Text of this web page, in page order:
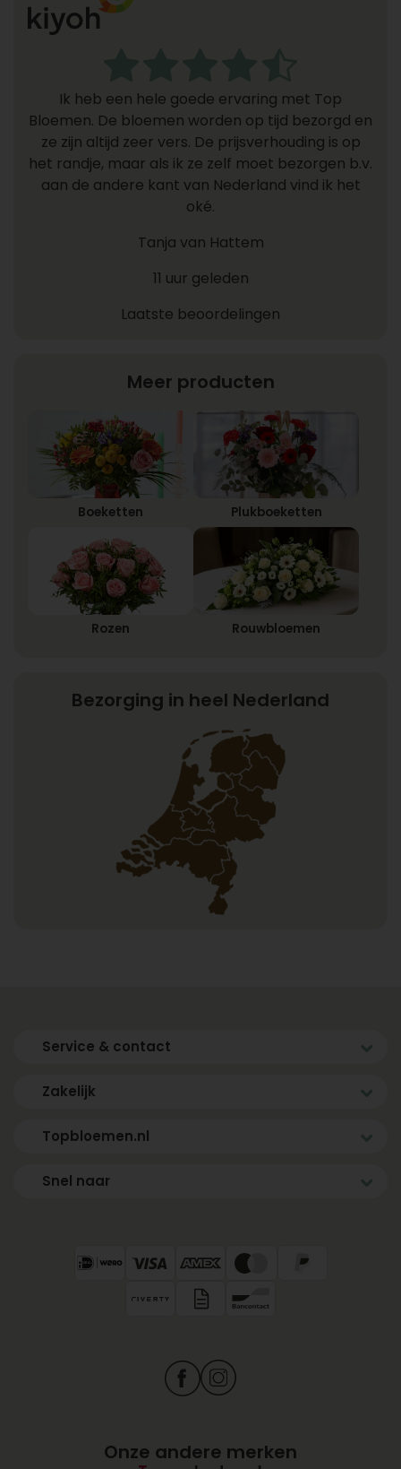
Ik heb een hele goede ervaring met Top
Bloemen. De bloemen worden op tijd bezorgd en
ze zijn altijd zeer vers. De prijsverhouding is op
het randje, maar als ik ze zelf moet bezorgen b.v.
aan de andere kant van Nederland vind ik het
oké.
Tanja van Hattem
11 uur geleden
Laatste beoordelingen
Meer producten
Boeketten Plukboeketten
Rozen Rouwbloemen
Bezorging in heel Nederland
Service & contact
Zakelijk
Topbloemen.nl
Snel naar
Onze andere merken